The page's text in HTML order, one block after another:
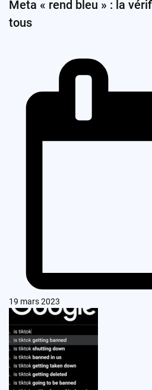
Meta « rend bleu » : la
tous
19 mars 2023